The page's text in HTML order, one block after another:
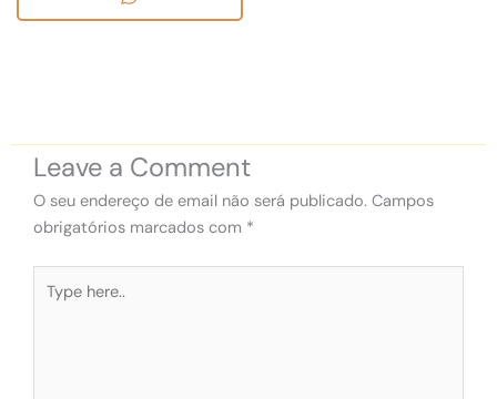
Leave a Comment
O seu endereço de email não será publicado. Campos
obrigatórios marcados com *
here..